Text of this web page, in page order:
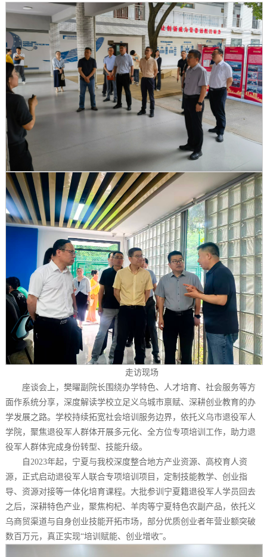
走访现场
座谈会上，樊曜副院长围绕办学特色、人才培育、社会服务等方
面作系统分享，深度解读学校立足义乌城市禀赋、深耕创业教育的办
学发展之路。学校持续拓宽社会培训服务边界，依托义乌市退役军人
学院，聚焦退役军人群体开展多元化、全方位专项培训工作，助力退
役军人群体完成身份转型、技能升级。
自2023年起，宁夏与我校深度整合地方产业资源、高校育人资
源，正式启动退役军人联合专项培训项目，定制技能教学、创业指
导、资源对接等一体化培育课程。大批参训宁夏籍退役军人学员回去
之后，深耕特色产业，聚焦枸杞、羊肉等宁夏特色农副产品，依托义
乌商贸渠道与自身创业技能开拓市场，部分优质创业者年营业额突破
数百万元，真正实现“培训赋能、创业增收”。